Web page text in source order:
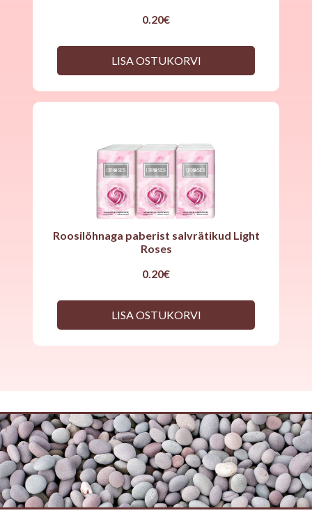
0.20€
LISA OSTUKORVI
Roosilõhnaga paberist salvrätikud Light
Roses
0.20€
LISA OSTUKORVI